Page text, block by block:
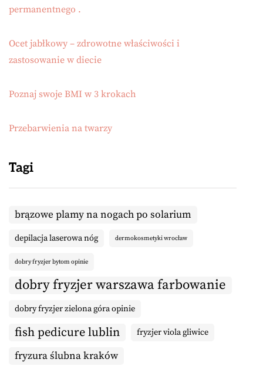
permanentnego .
Ocet jabłkowy – zdrowotne właściwości i
zastosowanie w diecie
Poznaj swoje BMI w 3 krokach
Przebarwienia na twarzy
Tagi
brązowe plamy na nogach po solarium
depilacja laserowa nóg dermokosmetyki wrocław
dobry fryzjer bytom opinie
dobry fryzjer warszawa farbowanie
dobry fryzjer zielona góra opinie
fish pedicure lublin fryzjer viola gliwice
fryzura ślubna kraków